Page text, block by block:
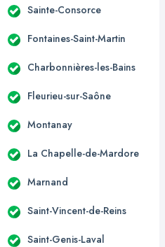
Sainte-Consorce
Fontaines-Saint-Martin
Charbonnières-les-Bains
Fleurieu-sur-Saône
Montanay
La Chapelle-de-Mardore
Marnand
Saint-Vincent-de-Reins
Saint-Genis-Laval